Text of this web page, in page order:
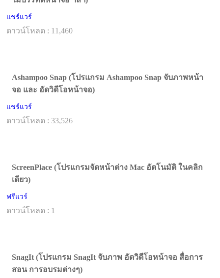
แชร์แวร์
ดาวน์โหลด : 11,460
Ashampoo Snap (โปรแกรม Ashampoo Snap จับภาพหน้า
จอ และ อัดวิดีโอหน้าจอ)
แชร์แวร์
ดาวน์โหลด : 33,526
ScreenPlace (โปรแกรมจัดหน้าต่าง Mac อัตโนมัติ ในคลิก
เดียว)
ฟรีแวร์
ดาวน์โหลด : 1
SnagIt (โปรแกรม SnagIt จับภาพ อัดวิดีโอหน้าจอ สื่อการ
สอน การอบรมต่างๆ)